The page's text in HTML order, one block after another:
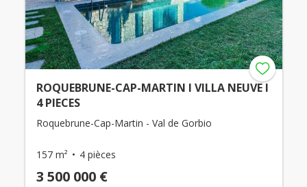
ROQUEBRUNE-CAP-MARTIN I VILLA NEUVE I
4 PIECES
Roquebrune-Cap-Martin - Val de Gorbio
157 m² 4 pièces
3 500 000 €